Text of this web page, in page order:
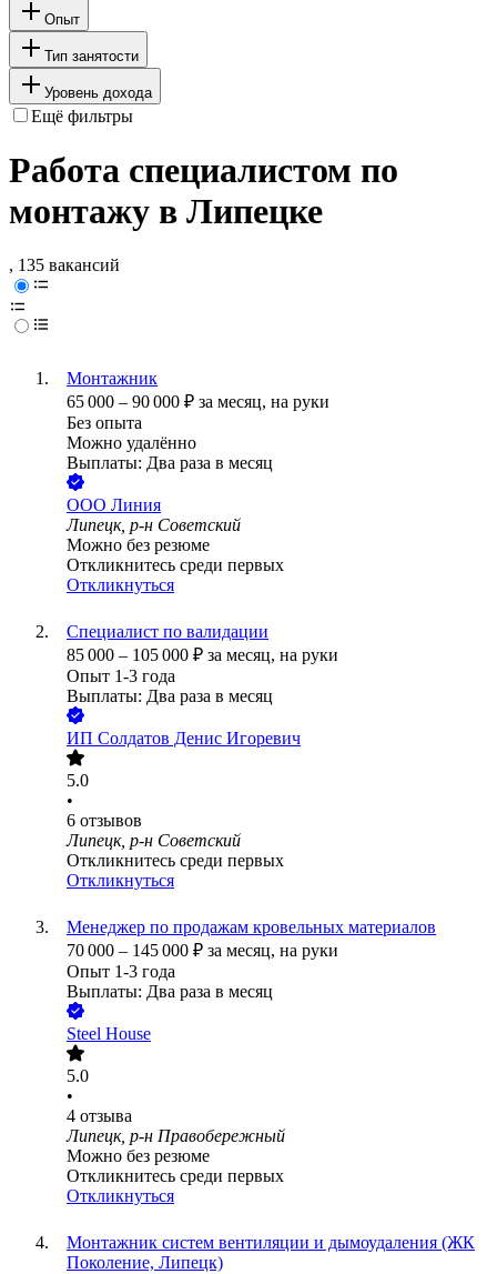
Опыт
Тип занятости
Уровень дохода
Ещё фильтры
Работа специалистом по
монтажу в Липецке
, 135 вакансий
Монтажник
65 000 – 90 000 ₽ за месяц, на руки
Без опыта
Можно удалённо
Выплаты: Два раза в месяц
ООО Линия
Липецк, р-н Советский
Можно без резюме
Откликнитесь среди первых
Откликнуться
Специалист по валидации
85 000 – 105 000 ₽ за месяц, на руки
Опыт 1-3 года
Выплаты: Два раза в месяц
ИП Солдатов Денис Игоревич
5.0
•
6 отзывов
Липецк, р-н Советский
Откликнитесь среди первых
Откликнуться
Менеджер по продажам кровельных материалов
70 000 – 145 000 ₽ за месяц, на руки
Опыт 1-3 года
Выплаты: Два раза в месяц
Steel House
5.0
•
4 отзыва
Липецк, р-н Правобережный
Можно без резюме
Откликнитесь среди первых
Откликнуться
Монтажник систем вентиляции и дымоудаления (ЖК
Поколение, Липецк)